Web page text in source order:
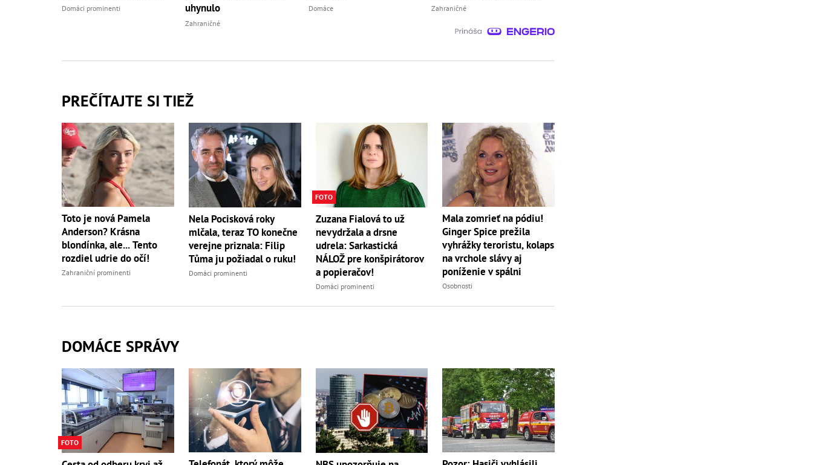
Domáci prominenti
uhynulo
Zahraničné
Domáce Zahraničné
PREČÍTAJTE SI TIEŽ
Toto je nová Pamela
Anderson? Krásna
blondínka, ale... Tento
rozdiel udrie do očí!
Zahraniční prominenti
Nela Pocisková roky
mlčala, teraz TO konečne
verejne priznala: Filip
Tůma ju požiadal o ruku!
Domáci prominenti
FOTO
Zuzana Fialová to už
nevydržala a drsne
udrela: Sarkastická
NÁLOŽ pre konšpirátorov
a popieračov!
Domáci prominenti
Mala zomrieť na pódiu!
Ginger Spice prežila
vyhrážky teroristu, kolaps
na vrchole slávy aj
poníženie v spálni
Osobnosti
DOMÁCE SPRÁVY
FOTO